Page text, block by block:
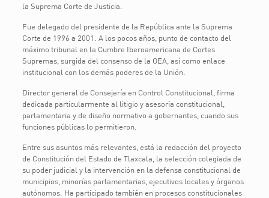
la Suprema Corte de Justicia.
Fue delegado del presidente de la República ante la Suprema
Corte de 1996 a 2001. A los pocos años, punto de contacto del
máximo tribunal en la Cumbre Iberoamericana de Cortes
Supremas, surgida del consenso de la OEA, así como enlace
institucional con los demás poderes de la Unión.
Director general de Consejería en Control Constitucional, firma
dedicada particularmente al litigio y asesoría constitucional,
parlamentaria y de diseño normativo a gobernantes, cuando sus
funciones públicas lo permitieron.
Entre sus asuntos más relevantes, está la redacción del proyecto
de Constitución del Estado de Tlaxcala, la selección colegiada de
su poder judicial y la intervención en la defensa constitucional de
municipios, minorías parlamentarias, ejecutivos locales y órganos
autónomos. Ha participado también en procesos constitucionales